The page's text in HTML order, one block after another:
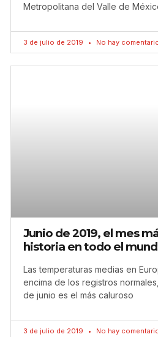
Metropolitana del Valle de
3 de julio de 2019 No hay
Junio de 2019, el mes
historia en todo el
Las temperaturas medias en
encima de los registros
de junio es el más caluroso
3 de julio de 2019 No hay